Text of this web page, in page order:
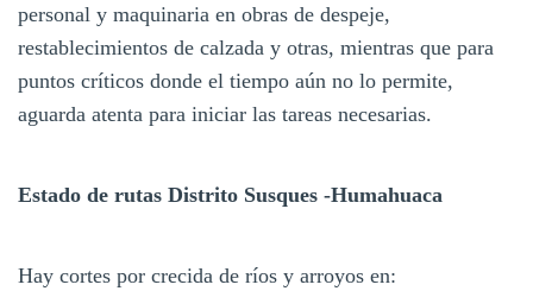
personal y maquinaria en obras de despeje,
restablecimientos de calzada y otras, mientras que para
puntos críticos donde el tiempo aún no lo permite,
aguarda atenta para iniciar las tareas necesarias.
Estado de rutas Distrito Susques -Humahuaca
Hay cortes por crecida de ríos y arroyos en: